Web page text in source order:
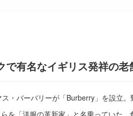
で有名なイギリス発祥の老
・バーバリーが「Burberry」を設立
を「洋服の革新家」と名乗っていた